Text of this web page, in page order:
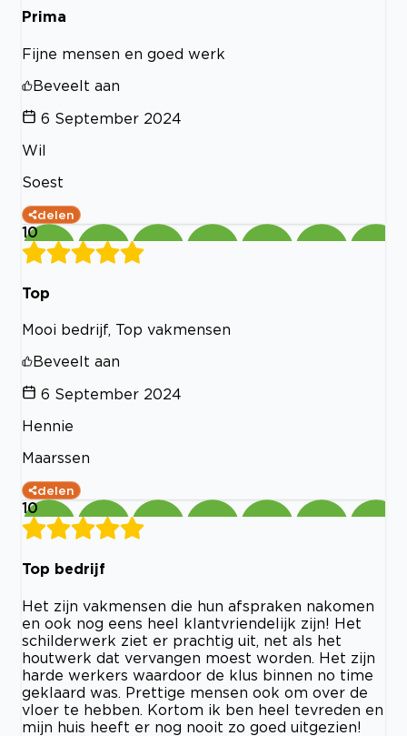
Prima
Fijne mensen en goed werk
Beveelt aan
6 September 2024
Wil
Soest
delen
10
Top
Mooi bedrijf, Top vakmensen
Beveelt aan
6 September 2024
Hennie
Maarssen
delen
10
Top bedrijf
Het zijn vakmensen die hun afspraken nakomen
en ook nog eens heel klantvriendelijk zijn! Het
schilderwerk ziet er prachtig uit, net als het
houtwerk dat vervangen moest worden. Het zijn
harde werkers waardoor de klus binnen no time
geklaard was. Prettige mensen ook om over de
vloer te hebben. Kortom ik ben heel tevreden en
mijn huis heeft er nog nooit zo goed uitgezien!